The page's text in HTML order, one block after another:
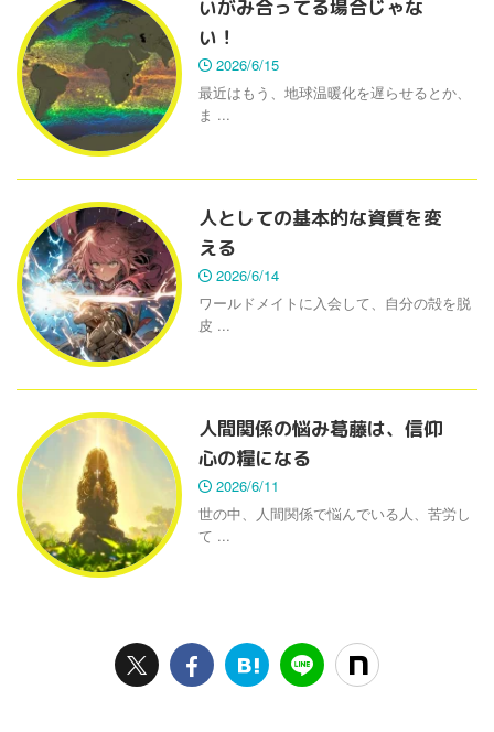
いがみ合ってる場合じゃな
い！
2026/6/15
最近はもう、地球温暖化を遅らせるとか、
ま ...
人としての基本的な資質を変
える
2026/6/14
ワールドメイトに入会して、自分の殻を脱
皮 ...
人間関係の悩み葛藤は、信仰
心の糧になる
2026/6/11
世の中、人間関係で悩んでいる人、苦労し
て ...